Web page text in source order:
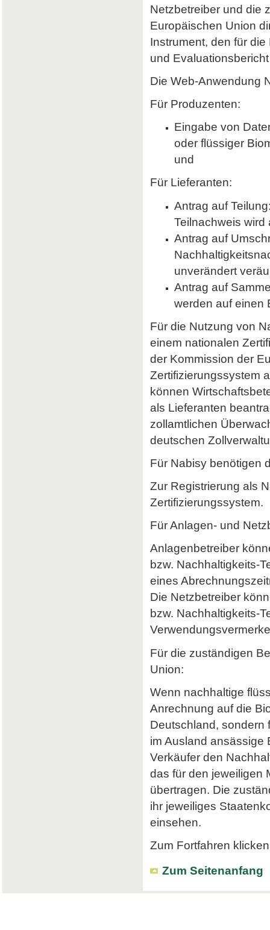
Netzbetreiber und die
Europäischen Union
Instrument, den für
und
Die Web-Anwendung
Für Produzenten:
Eingabe von
oder flüssiger
und
Für Lieferanten:
Antrag auf
Teilnachweis wird
Antrag auf
unverändert
Antrag auf
werden auf einen
Für die Nutzung von
einem nationalen
der Kommission der
Zertifizierungssystem
können
als Lieferanten
zollamtlichen
deutschen
Für Nabisy benötigen
Zur Registrierung als
Zertifizierungssystem.
Für Anlagen- und
Anlagenbetreiber
bzw. Nachhaltigkeits-
eines
Die Netzbetreiber
bzw. Nachhaltigkeits-
Für die zuständigen
Union:
Wenn nachhaltige
Anrechnung auf die
Deutschland, sondern
im Ausland ansässige
Verkäufer den
das für den jeweiligen
übertragen. Die
ihr jeweiliges
einsehen.
Zum Fortfahren
Zum Seitenanfang